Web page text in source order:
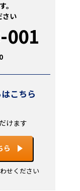
。
さい
001
こちら
けます
ら
せください